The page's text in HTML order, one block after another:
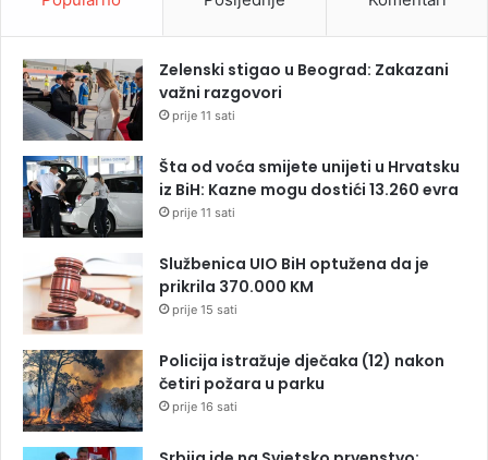
Zelenski stigao u Beograd: Zakazani
važni razgovori
prije 11 sati
Šta od voća smijete unijeti u Hrvatsku
iz BiH: Kazne mogu dostići 13.260 evra
prije 11 sati
Službenica UIO BiH optužena da je
prikrila 370.000 KM
prije 15 sati
Policija istražuje dječaka (12) nakon
četiri požara u parku
prije 16 sati